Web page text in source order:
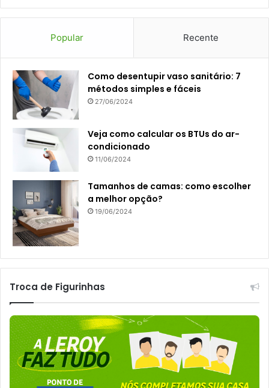
Popular Recente
Como desentupir vaso sanitário: 7
métodos simples e fáceis
27/06/2024
Veja como calcular os BTUs do ar-
condicionado
11/06/2024
Tamanhos de camas: como escolher
a melhor opção?
19/06/2024
Troca de Figurinhas